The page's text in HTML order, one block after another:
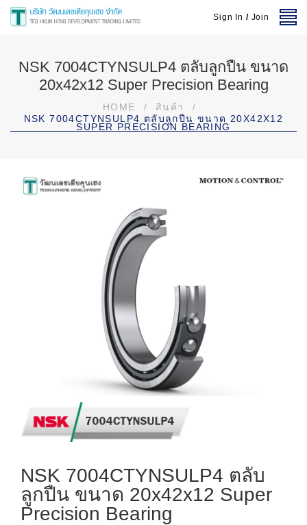
Sign In / Join
NSK 7004CTYNSULP4 ตลับลูกปืน ขนาด
20x42x12 Super Precision Bearing
HOME / สินค้า
/
NSK 7004CTYNSULP4 ตลับลูกปืน ขนาด 20X42X12
SUPER PRECISION BEARING
NSK 7004CTYNSULP4 ตลับ
ลูกปืน ขนาด 20x42x12 Super
Precision Bearing